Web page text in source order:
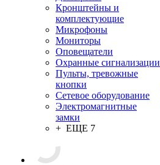
Кронштейны и
комплектующие
Микрофоны
Мониторы
Оповещатели
Охранные сигнализации
Пульты, тревожные
кнопки
Сетевое оборудование
Электромагнитные
замки
+ ЕЩЕ 7